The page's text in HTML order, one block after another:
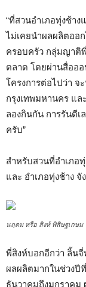
“ที่สวนอำเภอทุ่งช้า
ไม่เคยนำผลผลิตออ
ครอบครัว กลุ่มญาติ
ตลาด โดยผ่านสื่ออ
โครงการต่อไปว่า จ
กรุงเทพมหานคร แ
ลองกินกัน การรันตี
ครับ”
สำหรับสวนที่อำเภอ
และ อำเภอทุ่งช้าง จั
นฤดม หรือ สิงห์ พิสิษฐเกษม
พี่สิงห์บอกอีกว่า ลิ้นจี่
ผลผลิตมากในช่วงปี
ธันวาคมถึงมกราค